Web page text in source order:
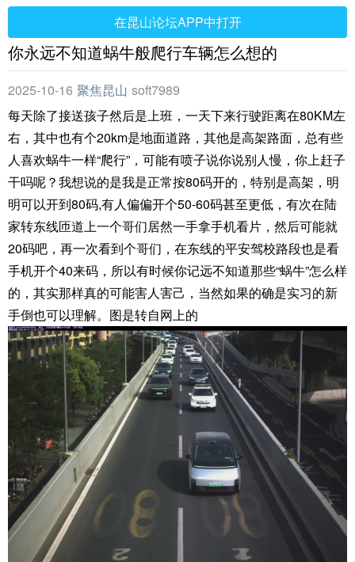
在昆山论坛APP中打开
你永远不知道蜗牛般爬行车辆怎么想的
2025-10-16 聚焦昆山 soft7989
每天除了接送孩子然后是上班，一天下来行驶距离在80KM左
右，其中也有个20km是地面道路，其他是高架路面，总有些
人喜欢蜗牛一样“爬行”，可能有喷子说你说别人慢，你上赶子
干吗呢？我想说的是我是正常按80码开的，特别是高架，明
明可以开到80码,有人偏偏开个50-60码甚至更低，有次在陆
家转东线匝道上一个哥们居然一手拿手机看片，然后可能就
20码吧，再一次看到个哥们，在东线的平安驾校路段也是看
手机开个40来码，所以有时候你记远不知道那些“蜗牛”怎么样
的，其实那样真的可能害人害己，当然如果的确是实习的新
手倒也可以理解。图是转自网上的